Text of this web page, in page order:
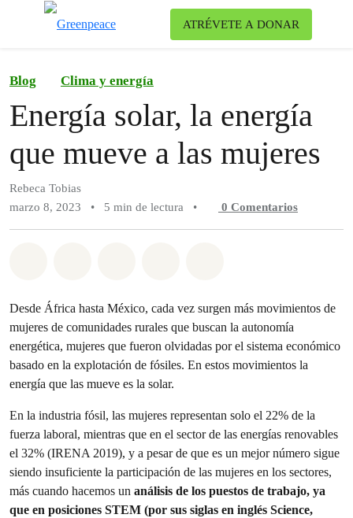
ATRÉVETE A DONAR
Blog Clima y energía
Energía solar, la energía
que mueve a las mujeres
Rebeca Tobias
marzo 8, 2023
• 5 min de lectura • 0 Comentarios
Desde África hasta México, cada vez surgen más movimientos de
mujeres de comunidades rurales que buscan la autonomía
energética, mujeres que fueron olvidadas por el sistema económico
basado en la explotación de fósiles. En estos movimientos la
energía que las mueve es la solar.
En la industria fósil, las mujeres representan solo el 22% de la
fuerza laboral, mientras que en el sector de las energías renovables
el 32% (IRENA 2019), y a pesar de que es un mejor número sigue
siendo insuficiente la participación de las mujeres en los sectores,
más cuando hacemos un análisis de los puestos de trabajo, ya
que en posiciones STEM (por sus siglas en inglés Science,